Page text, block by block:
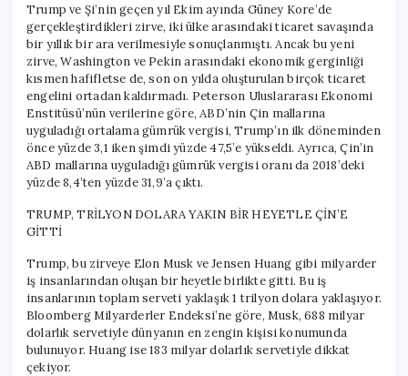
Trump ve Şi’nin geçen yıl Ekim ayında Güney Kore’de
gerçekleştirdikleri zirve, iki ülke arasındaki ticaret savaşında
bir yıllık bir ara verilmesiyle sonuçlanmıştı. Ancak bu yeni
zirve, Washington ve Pekin arasındaki ekonomik gerginliği
kısmen hafifletse de, son on yılda oluşturulan birçok ticaret
engelini ortadan kaldırmadı. Peterson Uluslararası Ekonomi
Enstitüsü’nün verilerine göre, ABD’nin Çin mallarına
uyguladığı ortalama gümrük vergisi, Trump’ın ilk döneminden
önce yüzde 3,1 iken şimdi yüzde 47,5’e yükseldi. Ayrıca, Çin’in
ABD mallarına uyguladığı gümrük vergisi oranı da 2018’deki
yüzde 8,4’ten yüzde 31,9’a çıktı.
TRUMP, TRİLYON DOLARA YAKIN BİR HEYETLE ÇİN’E
GİTTİ
Trump, bu zirveye Elon Musk ve Jensen Huang gibi milyarder
iş insanlarından oluşan bir heyetle birlikte gitti. Bu iş
insanlarının toplam serveti yaklaşık 1 trilyon dolara yaklaşıyor.
Bloomberg Milyarderler Endeksi’ne göre, Musk, 688 milyar
dolarlık servetiyle dünyanın en zengin kişisi konumunda
bulunuyor. Huang ise 183 milyar dolarlık servetiyle dikkat
çekiyor.